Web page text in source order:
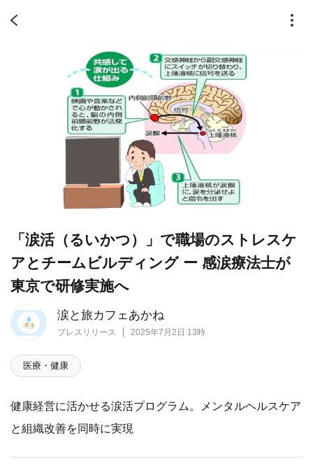
涙と旅カフェあかね
プレスリリース 2025年7月2日 13時
「涙活（るいかつ）」で職場のストレスケ
アとチームビルディング ー 感涙療法士が
東京で研修実施へ
医療・健康
健康経営に活かせる涙活プログラム。メンタルヘルスケア
と組織改善を同時に実現